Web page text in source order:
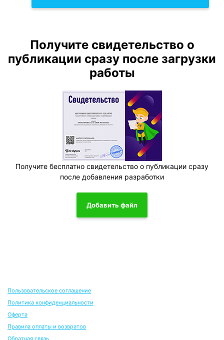
Получите свидетельство о
публикации сразу после загрузки
работы
Получите бесплатно свидетельство о публикации сразу
после добавления разработки
Добавить файл
Пользовательское соглашение
Политика конфиденциальности
Оферта
Правила оплаты и возвратов
Обратная связь